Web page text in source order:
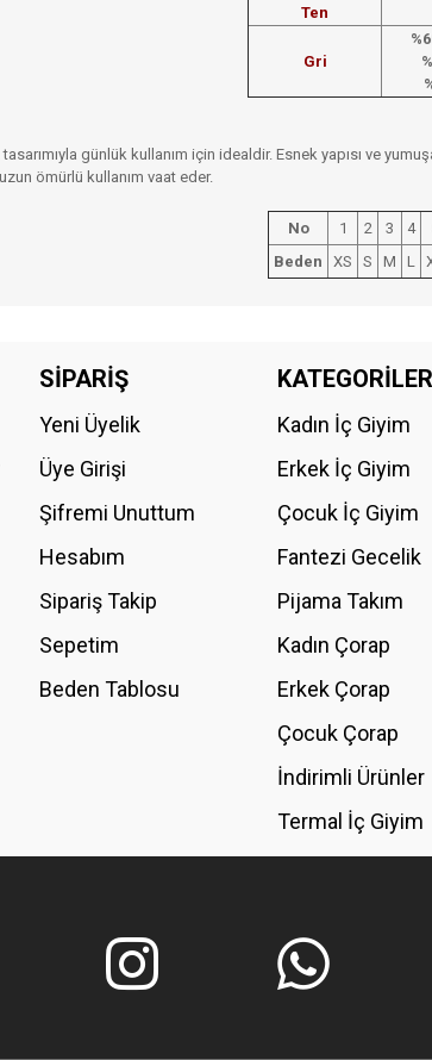
Ten
Gri
günlük kullanım için idealdir. Esnek yapısı ve
ömürlü kullanım vaat eder.
No 1 2 3 4
Beden
XS S M L
Bu ürüne ilk yorumu
SİPARİŞ
Yeni Üyelik
Üye Girişi
Şifremi Unuttum
Hesabım
Sipariş Takip
Sepetim
Beden Tablosu
KATEGORİLER
Kadın İç Giyim
Erkek İç Giyim
Çocuk İç Giyim
Fantezi Gecelik
Pijama Takım
Kadın Çorap
Erkek Çorap
Çocuk Çorap
İndirimli Ürünler
Termal İç Giyim